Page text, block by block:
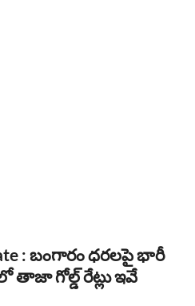
: బంగారం ధరలపై భారీ
గోల్డ్ రేట్లు ఇవే